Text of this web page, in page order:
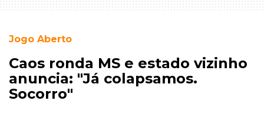
Jogo Aberto
Caos ronda MS e estado vizinho
anuncia: "Já colapsamos.
Socorro"